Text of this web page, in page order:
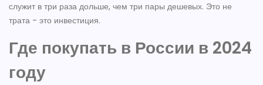
служит в три раза дольше, чем три пары дешевых. Это не
трата - это инвестиция.
Где покупать в России в 2024
году